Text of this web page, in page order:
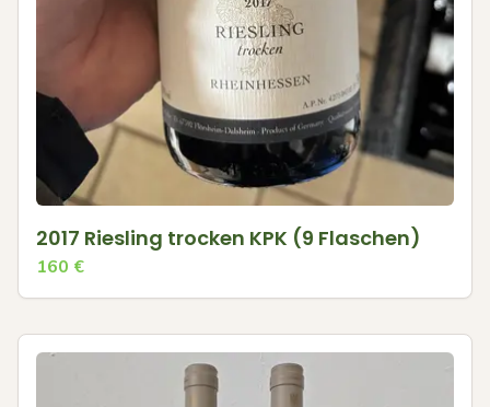
2017 Riesling trocken KPK (9 Flaschen)
160 €